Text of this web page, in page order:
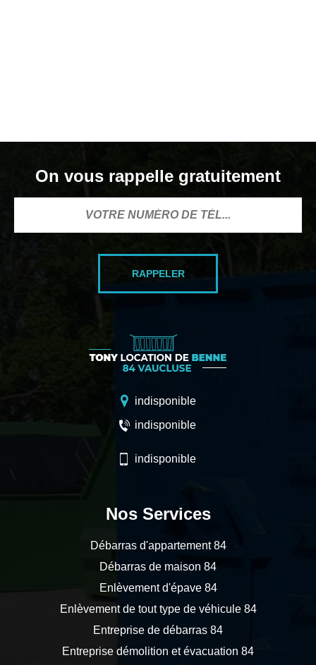
On vous rappelle gratuitement
indisponible
indisponible
indisponible
Nos Services
Débarras d'appartement 84
Débarras de maison 84
Enlèvement d'épave 84
Enlèvement de tout type de véhicule 84
Entreprise de débarras 84
Entreprise démolition et évacuation 84